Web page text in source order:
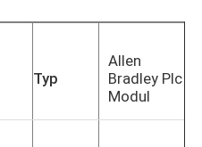
Typ
Allen
Bradley Plc
Modul